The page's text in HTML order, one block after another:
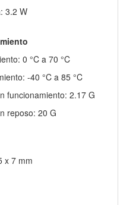
3.2 W
0 °C a 70 °C
-40 °C a 85 °C
funcionamiento: 2.17 G
reposo: 20 G
x 7 mm